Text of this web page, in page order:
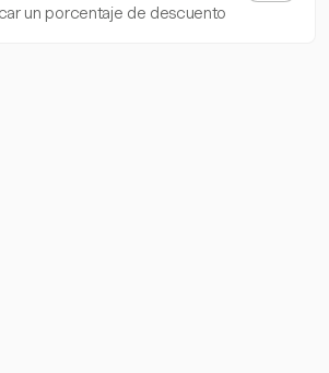
un porcentaje de descuento